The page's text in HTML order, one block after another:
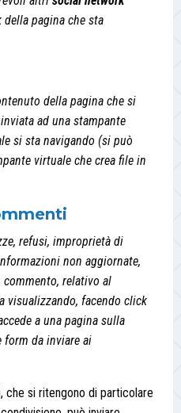
pagina che sta
della pagina che si
ad una stampante
si sta navigando (si può
virtuale che crea file in
refusi, improprietà di
non aggiornate,
commento, relativo al
visualizzando, facendo click
a una pagina sulla
form da inviare ai
che si ritengono di particolare